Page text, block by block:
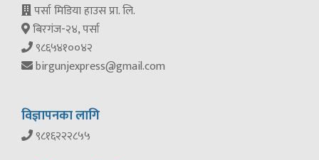
पर्सा मिडिया हाउस प्रा. लि.
बिरगंज-२४, पर्सा
९८६५४१००४२
birgunjexpress@gmail.com
विज्ञापनका लागि
९८१६२२२८५५